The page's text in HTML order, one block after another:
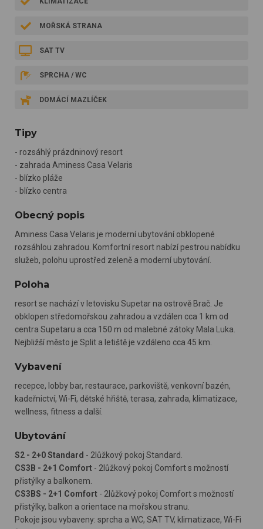
MOŘSKÁ STRANA
SAT TV
SPRCHA / WC
DOMÁCÍ MAZLÍČEK
Tipy
- rozsáhlý prázdninový resort
- zahrada Aminess Casa Velaris
- blízko pláže
- blízko centra
Obecný popis
Aminess Casa Velaris je moderní ubytování obklopené
rozsáhlou zahradou. Komfortní resort nabízí pestrou nabídku
služeb, polohu uprostřed zeleně a moderní ubytování.
Poloha
resort se nachází v letovisku Supetar na ostrově Brač. Je
obklopen středomořskou zahradou a vzdálen cca 1 km od
centra Supetaru a cca 150 m od malebné zátoky Mala Luka.
Nejbližší město je Split a letiště je vzdáleno cca 45 km.
Vybavení
recepce, lobby bar, restaurace, parkoviště, venkovní bazén,
kadeřnictví, Wi-Fi, dětské hřiště, terasa, zahrada, klimatizace,
wellness, fitness a další.
Ubytování
S2 - 2+0 Standard - 2lůžkový pokoj Standard.
CS3B - 2+1 Comfort - 2lůžkový pokoj Comfort s možností
přistýlky a balkonem.
CS3BS - 2+1 Comfort - 2lůžkový pokoj Comfort s možností
přistýlky, balkon a orientace na mořskou stranu.
Pokoje jsou vybaveny: sprcha a WC, SAT TV, klimatizace, Wi-Fi